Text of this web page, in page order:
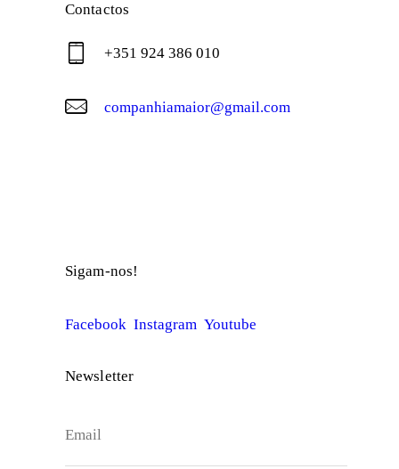
Contactos
+351 924 386 010
companhiamaior@gmail.com
Sigam-nos!
Facebook Instagram Youtube
Newsletter